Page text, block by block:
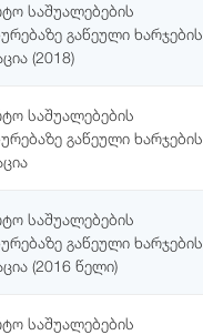
საშუალებების
გაწეული ხარჯების
(2018)
საშუალებების
გაწეული ხარჯების
საშუალებების
გაწეული ხარჯების
(2016 წელი)
საშუალებების